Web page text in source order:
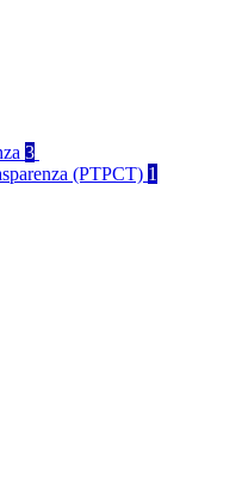
3
(PTPCT) 1